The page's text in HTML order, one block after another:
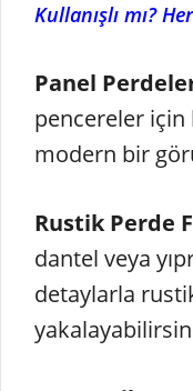
Kullanışlı mı?
Panel
pencereler için
modern bir
Rustik Perde
dantel veya
detaylarla